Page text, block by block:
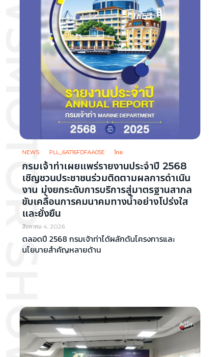
NEWS PLL_6A716FDFAA05E ไทย
กรมเจ้าท่าเผยแพร่รายงานประจำปี 2568
เชิญชวนประชาชนร่วมติดตามผลการดำเนิน
งาน มุ่งยกระดับการบริการสู่มาตรฐานสากล
ขับเคลื่อนการคมนาคมทางน้ำอย่างโปร่งใส
และยั่งยืน
สิงหาคม 4, 2026
ตลอดปี 2568 กรมเจ้าท่าได้ผลักดันโครงการและ
นโยบายสำคัญหลายด้าน